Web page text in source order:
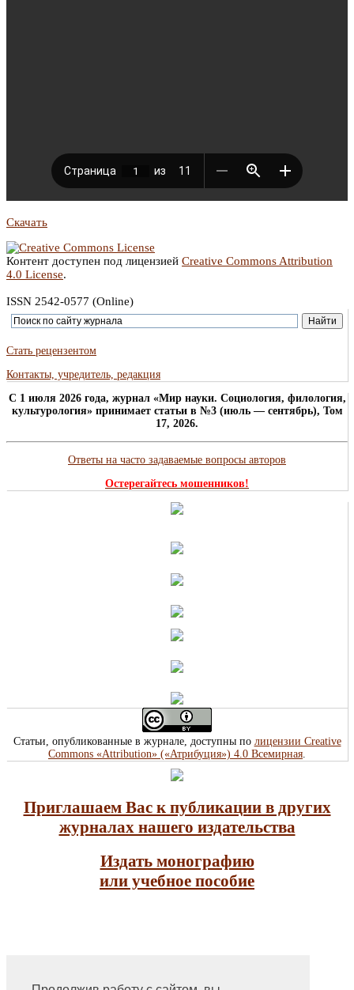
Скачать
Контент доступен под лицензией Creative Commons Attribution
4.0 License.
ISSN 2542-0577 (Online)
Стать рецензентом
Контакты, учредитель, редакция
C 1 июля 2026 года, журнал «Мир науки. Социология, филология,
культурология» принимает статьи в №3 (июль — сентябрь), Том
17, 2026.
Ответы на часто задаваемые вопросы авторов
Остерегайтесь мошенников!
Статьи, опубликованные в журнале, доступны по лицензии Creative
Commons «Attribution» («Атрибуция») 4.0 Всемирная
Приглашаем Вас к публикации в других
журналах нашего издательства
Издать монографию
или учебное пособие